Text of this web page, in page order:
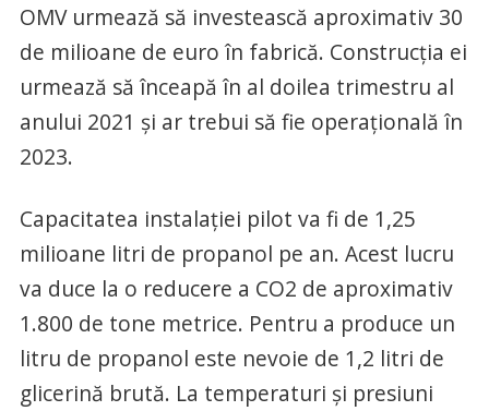
OMV urmează să investească aproximativ 30
de milioane de euro în fabrică. Construcția ei
urmează să înceapă în al doilea trimestru al
anului 2021 și ar trebui să fie operațională în
2023.
Capacitatea instalației pilot va fi de 1,25
milioane litri de propanol pe an. Acest lucru
va duce la o reducere a CO2 de aproximativ
1.800 de tone metrice. Pentru a produce un
litru de propanol este nevoie de 1,2 litri de
glicerină brută. La temperaturi și presiuni